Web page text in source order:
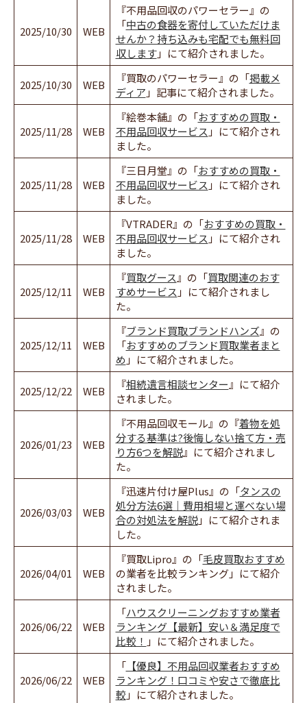
2025/10/30 WEB
『不用品回収のパワーセラー』の
「中古の食器を寄付していただけま
せんか？持ち込みも宅配でも無料回
収します」にて紹介されました。
2025/10/30 WEB 『買取のパワーセラー』の「掲載メ
ディア 」記事にて紹介されました。
2025/11/28 WEB
『絵巻本舗』の「おすすめの買取・
不用品回収サービス 」にて紹介され
ました。
2025/11/28 WEB
『三日月堂』の「おすすめの買取・
不用品回収サービス 」にて紹介され
ました。
2025/11/28 WEB
『VTRADER』の「おすすめの買取・
不用品回収サービス 」にて紹介され
ました。
2025/12/11 WEB
『買取グース』の「買取関連のおす
すめサービス 」にて紹介されまし
た。
2025/12/11 WEB
『ブランド買取ブランドハンズ』の
「おすすめのブランド買取業者まと
め 」にて紹介されました。
2025/12/22 WEB 『相続遺言相談センター』にて紹介
されました。
2026/01/23 WEB
『不用品回収モール』の『着物を処
分する基準は?後悔しない捨て方・売
り方6つを解説』にて紹介されまし
た。
2026/03/03 WEB
『迅速片付け屋Plus』の「タンスの
処分方法6選｜費用相場と運べない場
合の対処法を解説」にて紹介されま
した。
2026/04/01 WEB
『買取Lipro』の「毛皮買取おすすめ
の業者を比較ランキング」にて紹介
されました。
2026/06/22 WEB
「ハウスクリーニングおすすめ業者
ランキング【最新】安い＆満足度で
比較！ 」にて紹介されました。
2026/06/22 WEB
「【優良】不用品回収業者おすすめ
ランキング！口コミや安さで徹底比
較」にて紹介されました。